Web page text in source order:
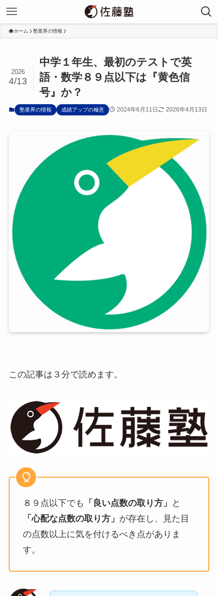
ホーム 塾業界の情報
中学１年生、最初のテストで英
語・数学８９点以下は『黄色信
号』か？
2026
4/13
塾業界の情報 成績アップの極意 2024年6月11日 2026年4月13日
この記事は３分で読めます。
８９点以下でも 「良い点数の取り方」
と
「心配な点数の取り方」 が存在し、見た目
の点数以上に気を付けるべき点がありま
す。